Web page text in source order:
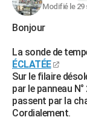
Modifié le 29
Bonjour
La sonde de
ÉCLATÉE
Sur le filaire
par le panneau
passent par la
Cordialement.